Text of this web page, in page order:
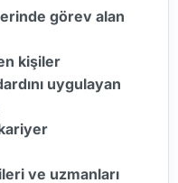
görev alan
kişiler
uygulayan
ve uzmanları